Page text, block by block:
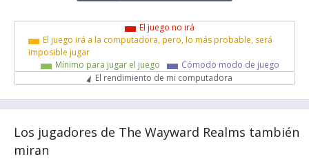
El juego no irá
El juego irá a la computadora, pero, lo más probable, será
imposible jugar
Mínimo para jugar el juego
Cómodo modo de juego
El rendimiento de mi computadora
Los jugadores de The Wayward Realms también
miran